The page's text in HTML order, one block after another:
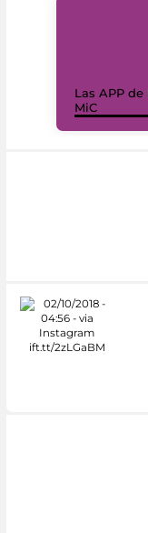
Las APP de
MiC